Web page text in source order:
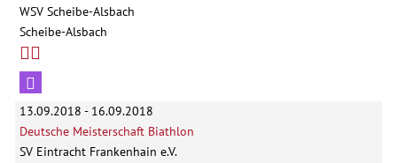
WSV Scheibe-Alsbach
Scheibe-Alsbach
13.09.2018 - 16.09.2018
Deutsche Meisterschaft Biathlon
SV Eintracht Frankenhain e.V.